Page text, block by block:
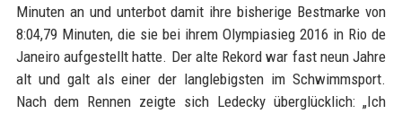
Minuten an und unterbot damit ihre bisherige Bestmarke von
8:04,79 Minuten, die sie bei ihrem Olympiasieg 2016 in Rio de
Janeiro aufgestellt hatte. Der alte Rekord war fast neun Jahre
alt und galt als einer der langlebigsten im Schwimmsport.
Nach dem Rennen zeigte sich Ledecky überglücklich: „Ich